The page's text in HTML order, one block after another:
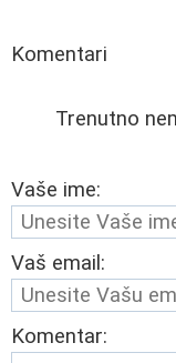
Komentari
Trenutno
Vaše ime:
Vaš email:
Komentar: